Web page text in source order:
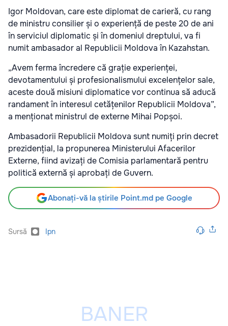
Igor Moldovan, care este diplomat de carieră, cu rang
de ministru consilier și o experiență de peste 20 de ani
în serviciul diplomatic și în domeniul dreptului, va fi
numit ambasador al Republicii Moldova în Kazahstan.
„Avem ferma încredere că grație experienței,
devotamentului și profesionalismului excelențelor sale,
aceste două misiuni diplomatice vor continua să aducă
randament în interesul cetățenilor Republicii Moldova”,
a menționat ministrul de externe Mihai Popșoi.
Ambasadorii Republicii Moldova sunt numiți prin decret
prezidențial, la propunerea Ministerului Afacerilor
Externe, fiind avizați de Comisia parlamentară pentru
politică externă și aprobați de Guvern.
Abonați-vă la știrile Point.md pe Google
Sursă Ipn